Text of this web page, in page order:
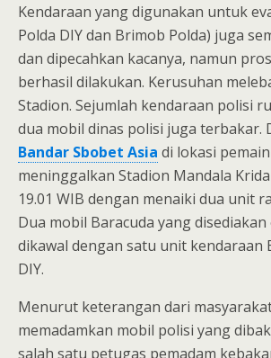
Kendaraan yang digunakan untuk
Polda DIY dan Brimob Polda) juga
dan dipecahkan kacanya, namun
berhasil dilakukan. Kerusuhan
Stadion. Sejumlah kendaraan polisi
dua mobil dinas polisi juga terbakar.
Bandar Sbobet Asia di lokasi
meninggalkan Stadion Mandala
19.01 WIB dengan menaiki dua unit
Dua mobil Baracuda yang
dikawal dengan satu unit kendaraan
DIY.
Menurut keterangan dari
memadamkan mobil polisi yang
salah satu petugas pemadam